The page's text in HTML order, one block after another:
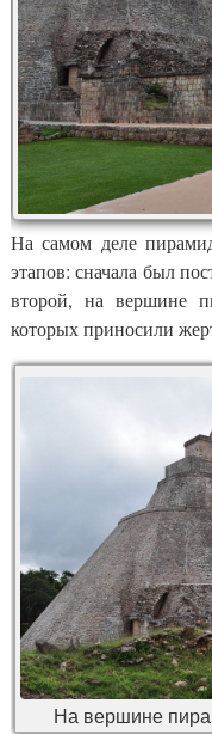
На самом деле
этапов: сначала был
второй, на вершине
которых приносили
На вершине